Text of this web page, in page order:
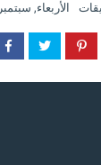
الأربعاء, سبتمبر 16, 2020